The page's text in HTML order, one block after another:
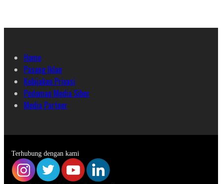
Home
Pasang Iklan
Kebijakan Privasi
Pedoman Media Siber
Media Partner
Terhubung dengan kami